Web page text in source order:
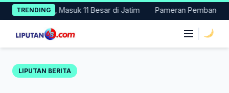
Skip
to
content
TRENDING
2024, Masuk 11 Besar di Jatim Pameran Pembangunan
LIPUTAN BERITA